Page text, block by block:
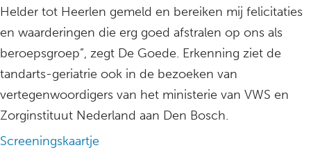
Helder tot Heerlen gemeld en bereiken mij felicitaties
en waarderingen die erg goed afstralen op ons als
beroepsgroep”, zegt De Goede. Erkenning ziet de
tandarts-geriatrie ook in de bezoeken van
vertegenwoordigers van het ministerie van VWS en
Zorginstituut Nederland aan Den Bosch.
Screeningskaartje